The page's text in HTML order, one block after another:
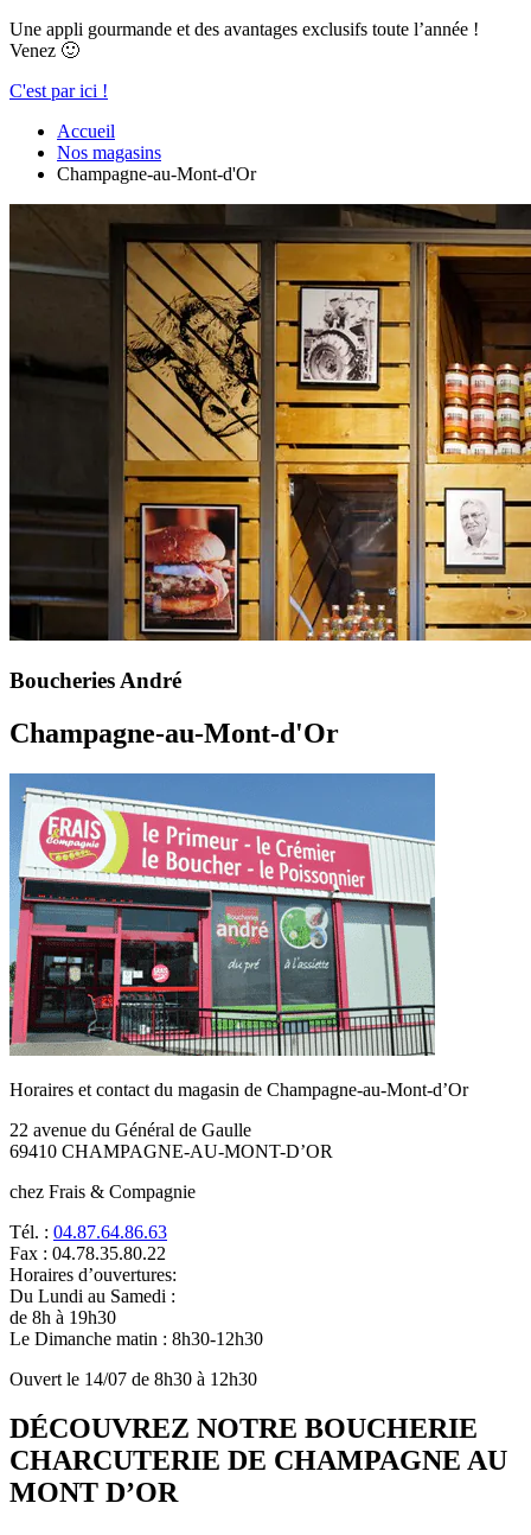
Une appli gourmande et des avantages exclusifs toute l’année !
Venez 🙂
C'est par ici !
Accueil
Nos magasins
Champagne-au-Mont-d'Or
Boucheries André
Champagne-au-Mont-d'Or
Horaires et contact du magasin de Champagne-au-Mont-d’Or
22 avenue du Général de Gaulle
69410 CHAMPAGNE-AU-MONT-D’OR
chez Frais & Compagnie
Tél. : 04.87.64.86.63
Fax : 04.78.35.80.22
Horaires d’ouvertures:
Du Lundi au Samedi :
de 8h à 19h30
Le Dimanche matin : 8h30-12h30
Ouvert le 14/07 de 8h30 à 12h30
DÉCOUVREZ NOTRE BOUCHERIE
CHARCUTERIE DE CHAMPAGNE AU
MONT D’OR